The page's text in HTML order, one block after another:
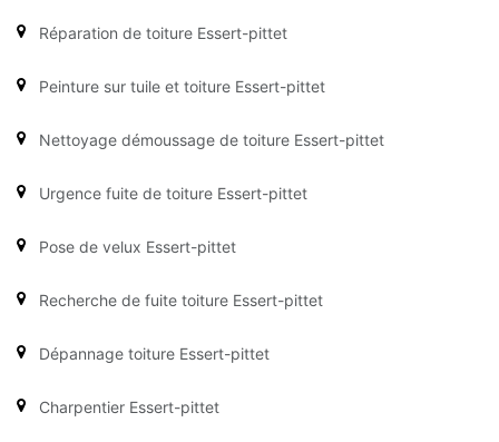
Réparation de toiture Essert-pittet
Peinture sur tuile et toiture Essert-pittet
Nettoyage démoussage de toiture Essert-pittet
Urgence fuite de toiture Essert-pittet
Pose de velux Essert-pittet
Recherche de fuite toiture Essert-pittet
Dépannage toiture Essert-pittet
Charpentier Essert-pittet